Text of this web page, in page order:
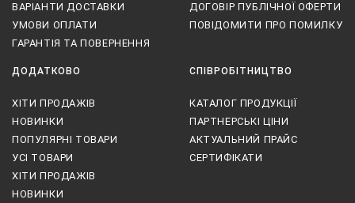
ВАРІАНТИ ДОСТАВКИ
УМОВИ ОПЛАТИ
ГАРАНТІЯ ТА ПОВЕРНЕННЯ
ДОГОВІР ПУБЛІЧНОЇ ОФЕРТИ
ПОВІДОМИТИ ПРО ПОМИЛКУ
ДОДАТКОВО
ХІТИ ПРОДАЖІВ
НОВИНКИ
ПОПУЛЯРНІ ТОВАРИ
УСІ ТОВАРИ
ХІТИ ПРОДАЖІВ
НОВИНКИ
СПІВРОБІТНИЦТВО
КАТАЛОГ ПРОДУКЦІЇ
ПАРТНЕРСЬКІ ЦІНИ
АКТУАЛЬНИЙ ПРАЙС
СЕРТИФІКАТИ